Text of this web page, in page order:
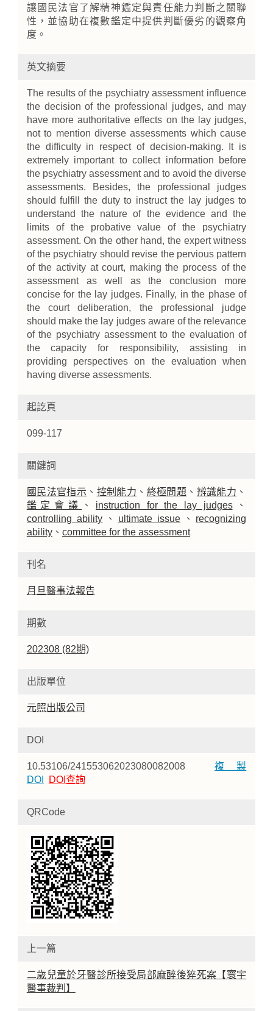
讓國民法官了解精神鑑定與責任能力判斷之關聯
性，並協助在複數鑑定中提供判斷優劣的觀察角
度。
英文摘要
The results of the psychiatry assessment influence
the decision of the professional judges, and may
have more authoritative effects on the lay judges,
not to mention diverse assessments which cause
the difficulty in respect of decision-making. It is
extremely important to collect information before
the psychiatry assessment and to avoid the diverse
assessments. Besides, the professional judges
should fulfill the duty to instruct the lay judges to
understand the nature of the evidence and the
limits of the probative value of the psychiatry
assessment. On the other hand, the expert witness
of the psychiatry should revise the pervious pattern
of the activity at court, making the process of the
assessment as well as the conclusion more
concise for the lay judges. Finally, in the phase of
the court deliberation, the professional judge
should make the lay judges aware of the relevance
of the psychiatry assessment to the evaluation of
the capacity for responsibility, assisting in
providing perspectives on the evaluation when
having diverse assessments.
起訖頁
099-117
關鍵詞
國民法官指示 、 控制能力 、 終極問題 、 辨識能力 、
鑑定會議
、 instruction for the lay judges、
controlling ability 、 ultimate issue 、 recognizing
ability、 committee for the assessment
刊名
月旦醫事法報告
期數
202308 (82期)
出版單位
元照出版公司
DOI
10.53106/241553062023080082008複製
DOI
DOI查詢
QRCode
上一篇
二歲兒童於牙醫診所接受局部麻醉後猝死案【寰宇
醫事裁判】